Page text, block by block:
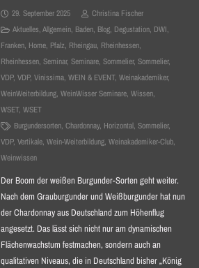
29. September 2025
Christina Fischer
Aktuelles,Allgemein, Baden, Blog, Degustation, DWI,
Franken, Home, Pfalz, Rheingau, Rheinhessen,
Rheinhessen, Seminar, Seminare, Sommelier, Sommelier,
VDP, VDP, Vinissima, WEIN & EVENT, Weinakademiker,
WeinWeiterbildung, WeinWisser Seminare, Wissen,
WSET, WSET
Burgundersorten,Chardonnay, Horizontal,Sommelier,
VDP, Vertikale, Wein-Weiterbildung, Weinakademiker-Club,
Weinwissen
Der Boom der weißen Burgunder-Sorten geht weiter.
Nach dem Grauburgunder und Weißburgunder hat nun
der Chardonnay aus Deutschland zum Höhenflug
angesetzt. Das lässt sich nicht nur am dynamischen
Flächenwachstum festmachen, sondern auch an
qualitativen Niveaus, die in Deutschland bisher „König